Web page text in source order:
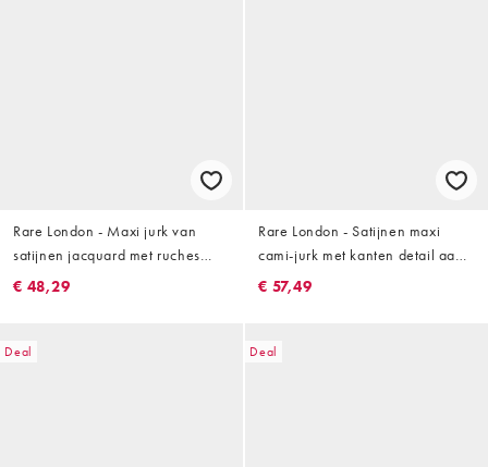
Rare London - Maxi jurk van
satijnen jacquard met ruches
langs de rand en gedrapeerd
€ 48,29
Rare London - Satijnen maxi
cami-jurk met kanten detail aan
de buste en bandjes met stippen
€ 57,49
Deal Deal